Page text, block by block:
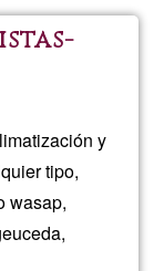
y
tipo,
wasap,